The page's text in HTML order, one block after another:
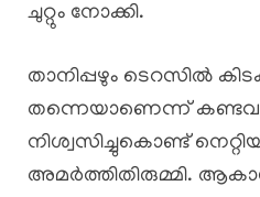
ചുറ്റും നോക്കി.
താനിപ്പഴും ടെറസിൽ
തന്നെയാണെന്ന്
നിശ്വസിച്ചുകൊണ്ട്
അമർത്തിതിരുമ്മി.